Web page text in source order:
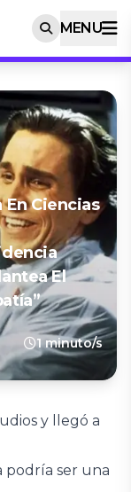
MENU
En Ciencias
El
1 minuto/s
y llegó a
podría ser una